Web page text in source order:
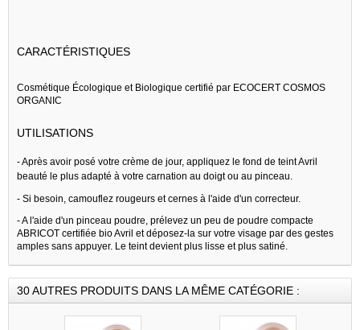
CARACTÉRISTIQUES
Cosmétique Écologique et Biologique certifié par ECOCERT COSMOS
ORGANIC
UTILISATIONS
-Après avoir posé votre crème de jour, appliquez le fond de teint Avril
beauté le plus adapté à votre carnation au doigt ou au pinceau.
- Si besoin, camouflez rougeurs et cernes à l'aide d'un correcteur.
- A l'aide d'un pinceau poudre, prélevez un peu de poudre compacte
ABRICOT certifiée bio Avril et déposez-la sur votre visage par des gestes
amples sans appuyer. Le teint devient plus lisse et plus satiné.
30 AUTRES PRODUITS DANS LA MÊME CATÉGORIE :